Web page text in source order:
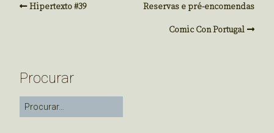
Hipertexto #39 Reservas e pré-encomendas
Comic Con Portugal
Procurar